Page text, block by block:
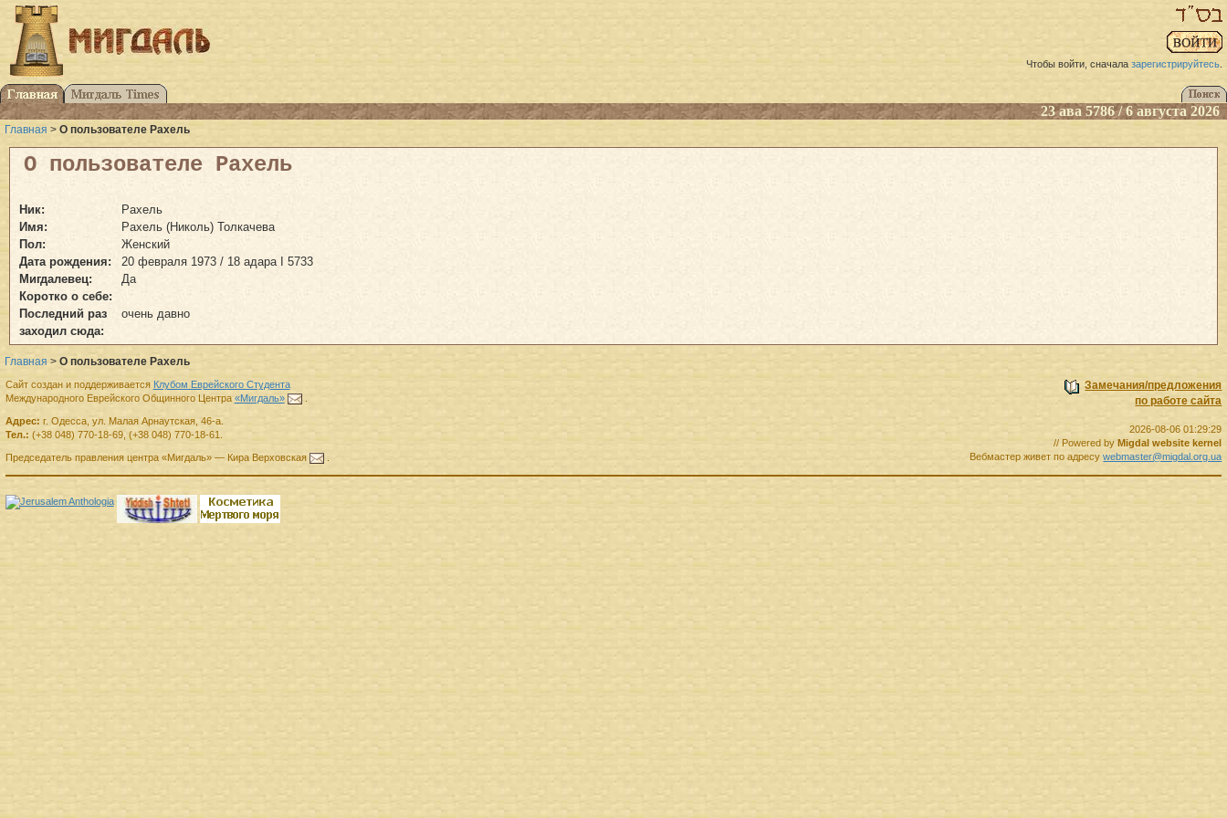
Чтобы войти, сначала зарегистрируйтесь.
23 ава 5786 / 6 августа 2026
Главная > О пользователе Рахель
О пользователе Рахель
Ник:
Рахель
Имя:
Рахель (Николь) Толкачева
Пол:
Женский
Дата рождения:
20 февраля 1973 / 18 адара I 5733
Мигдалевец:
Да
Коротко о себе:
Последний раз
заходил сюда:
очень давно
Главная > О пользователе Рахель
Замечания/предложения
по работе сайта
2026-08-06 01:29:29
// Powered byMigdal website kernel
Вебмастер живет по адресуwebmaster@migdal.org.ua
Сайт создан и поддерживается Клубом Еврейского Студента
Международного Еврейского Общинного Центра «Мигдаль» .
Адрес: г. Одесса, ул. Малая Арнаутская, 46-а.
Тел.: (+38 048) 770-18-69, (+38 048) 770-18-61
Председатель правленияцентра «Мигдаль»— Кира Верховская .